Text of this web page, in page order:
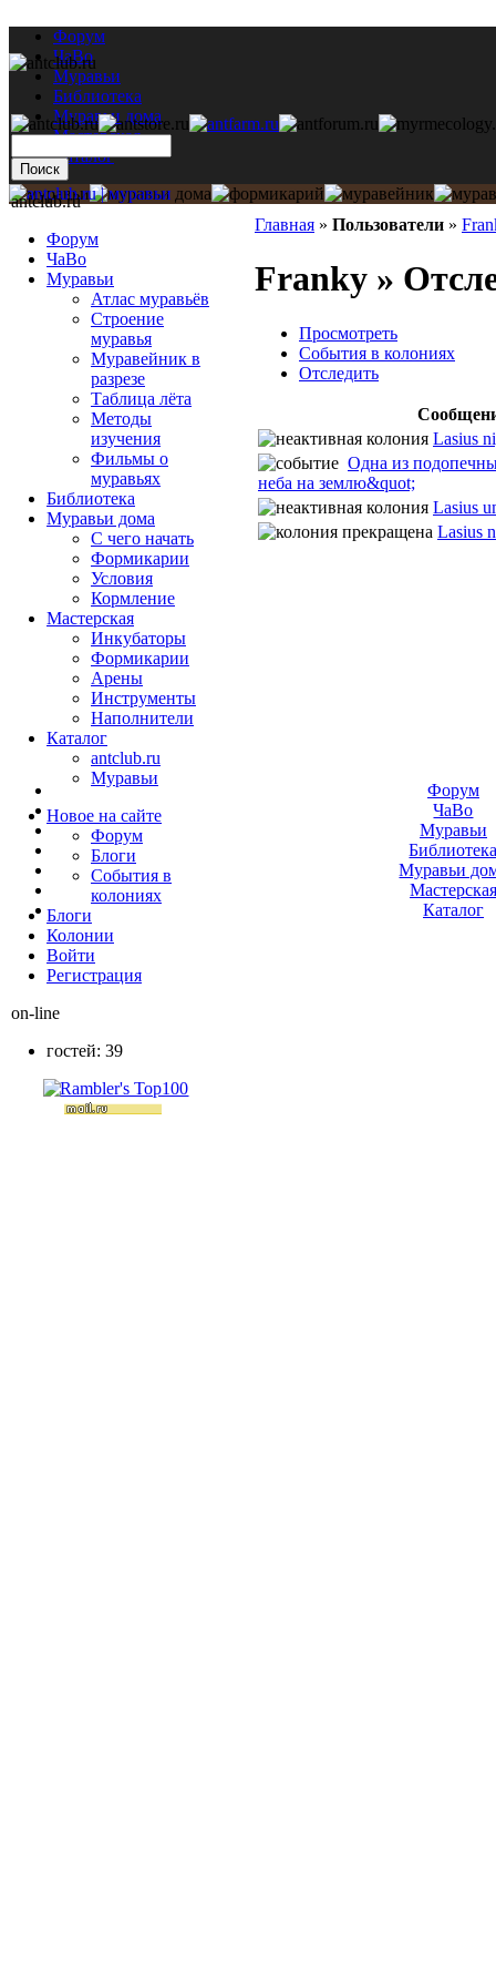
Форум
ЧаВо
Муравьи
Библиотека
Муравьи дома
Мастерская
Каталог
Главная » Пользователи »
Franky »
Просмотреть
События в колониях
Отследить
Lasius
Одна из
неба на землю&quot;
Lasius
Lasius
antclub.ru
Форум
ЧаВо
Муравьи
Атлас муравьёв
Строение
муравья
Муравейник в
разрезе
Таблица лёта
Методы
изучения
Фильмы о
муравьях
Библиотека
Муравьи дома
С чего начать
Формикарии
Условия
Кормление
Мастерская
Инкубаторы
Формикарии
Арены
Инструменты
Наполнители
Каталог
antclub.ru
Муравьи
Новое на сайте
Форум
Блоги
События в
колониях
Блоги
Колонии
Войти
Peгиcтpaция
on-line
гостей: 39
Форум
ЧаВо
Муравьи
Муравьи
Мастерская
Каталог